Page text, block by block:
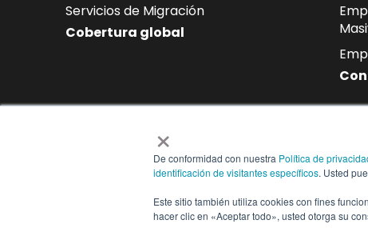
×
De conformidad con nuestra Política de
identificación de visitantes específicos. Usted
Este sitio también utiliza cookies con fines
hacer clic en «Aceptar todo», usted otorga su
Servicios de Migración
Cobertura global
Suscríbase a nuestro
Reciba directamente en su buzón
cumplimiento normativo y